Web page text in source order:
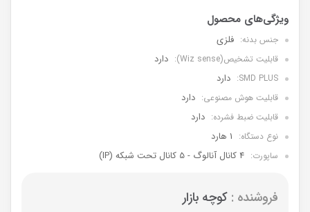
جنس بدنه: فلزی
قابلیت تشخیص(Wiz sense): دارد
SMD PLUS: دارد
قابلیت هوش مصنوعی: دارد
قابلیت ضبط فشرده: دارد
نوع دستگاه: 1 هارد
ساپورت: 4 کانال آنالوگ - 5 کانال تحت شبکه (IP)
فروشنده : کوچه بازار